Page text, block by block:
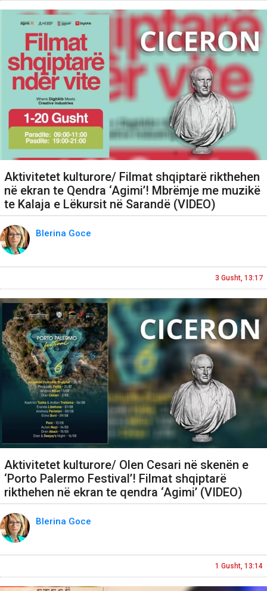
Aktivitetet kulturore/ Filmat shqiptarë rikthehen
në ekran te Qendra ‘Agimi’! Mbrëmje me muzikë
te Kalaja e Lëkursit në Sarandë (VIDEO)
Blerina Goce
3 Gusht, 13:17
Aktivitetet kulturore/ Olen Cesari në skenën e
‘Porto Palermo Festival’! Filmat shqiptarë
rikthehen në ekran te qendra ‘Agimi’ (VIDEO)
Blerina Goce
1 Gusht, 13:14